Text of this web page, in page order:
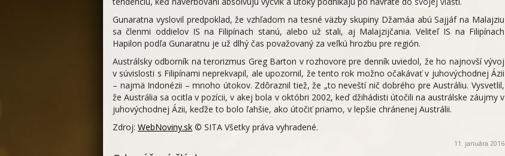
Gunaratna vyslovil predpoklad, že vzhľadom na tesné väzby skupiny Džamáa abú Sajjáf na Malajziu
sa členmi oddielov IS na Filipínach stanú, alebo už stali, aj Malajzijčania. Veliteľ IS na Filipínach
Hapilon podľa Gunaratnu je už dlhý čas považovaný za veľkú hrozbu pre región.
Austrálsky odborník na terorizmus Greg Barton v rozhovore pre denník uviedol, že ho najnovší vývoj
v súvislosti s Filipínami neprekvapil, ale upozornil, že tento rok možno očakávať v juhovýchodnej Ázii
– najmä Indonézii – mnoho útokov. Zdôraznil tiež, že „to neveští nič dobrého pre Austráliu. Vysvetlil,
že Austrália sa ocitla v pozícii, v akej bola v októbri 2002, keď džihádisti útočili na austrálske záujmy v
juhovýchodnej Ázii, keďže to bolo ľahšie, ako útočiť priamo, v lepšie chránenej Austrálii.
Zdroj: WebNoviny.sk © SITA Všetky práva vyhradené.
11. januára 2016